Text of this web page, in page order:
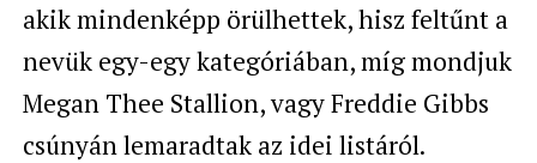
akik mindenképp örülhettek, hisz feltűnt a
nevük egy-egy kategóriában, míg mondjuk
Megan Thee Stallion, vagy Freddie Gibbs
csúnyán lemaradtak az idei listáról.